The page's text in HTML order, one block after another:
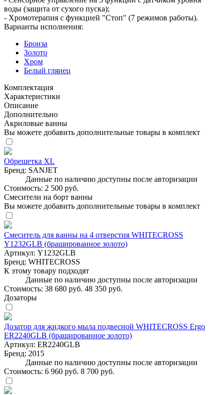
воды (защита от сухого пуска);
- Хромотерапия с функцией "Стоп" (7 режимов работы).
Варианты исполнения:
Бронза
Золото
Хром
Белый глянец
Комплектация
Характеристики
Описание
Дополнительно
Акриловые ванны
Вы можете добавить дополнительные товары в комплект
Обрешетка XL
Бренд: SANJET
Данные по наличию доступны после авторизации
Стоимость: 2 500 руб.
Смесители на борт ванны
Вы можете добавить дополнительные товары в комплект
Смеситель для ванны на 4 отверстия WHITECROSS
Y1232GLB (брашированное золото)
Артикул: Y1232GLB
Бренд: WHITECROSS
К этому товару подходят
Данные по наличию доступны после авторизации
Стоимость: 38 680 руб. 48 350 руб.
Дозаторы
Дозатор для жидкого мыла подвесной WHITECROSS Ergo
ER2240GLB (брашированное золото)
Артикул: ER2240GLB
Бренд: 2015
Данные по наличию доступны после авторизации
Стоимость: 6 960 руб. 8 700 руб.